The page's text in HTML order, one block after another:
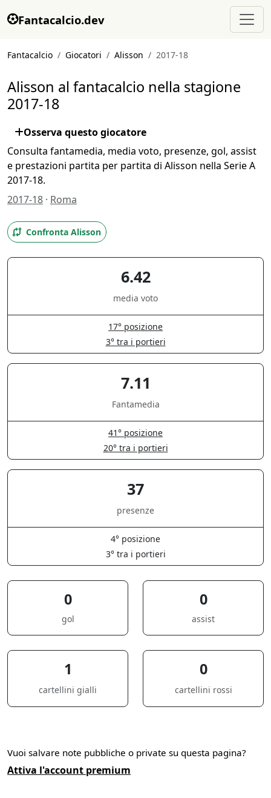
Fantacalcio.dev
Fantacalcio Giocatori Alisson 2017-18
Alisson al fantacalcio nella stagione
2017-18
Osserva questo giocatore
Consulta fantamedia, media voto, presenze, gol, assist
e prestazioni partita per partita di Alisson nella Serie A
2017-18.
2017-18 · Roma
Confronta Alisson
6.42
media voto
17° posizione
3° tra i portieri
7.11
Fantamedia
41° posizione
20° tra i portieri
37
presenze
4° posizione
3° tra i portieri
0
gol
0
assist
1
cartellini gialli
0
cartellini rossi
Vuoi salvare note pubbliche o private su questa pagina?
Attiva l'account premium